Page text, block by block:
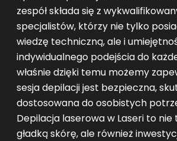
zespół składa się z
specjalistów, którzy nie tylko
wiedzę techniczną, ale i
indywidualnego podejścia do
właśnie dzięki temu możemy
sesja depilacji jest bezpieczna,
dostosowana do osobistych
Depilacja laserowa w Laseri to
gładką skórę, ale również